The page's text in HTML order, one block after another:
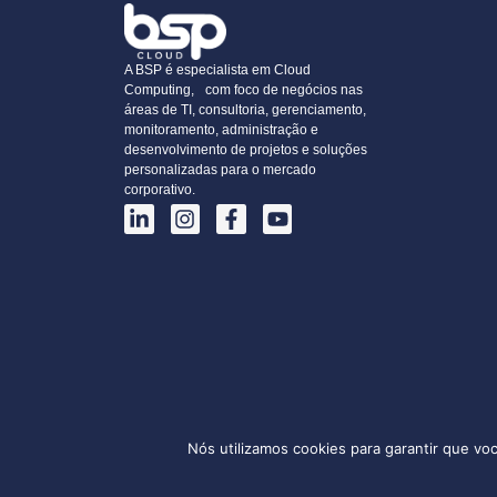
A BSP é especialista em Cloud
Computing, com foco de negócios nas
áreas de TI, consultoria, gerenciamento,
monitoramento, administração e
desenvolvimento de projetos e soluções
personalizadas para o mercado
corporativo.
Nós utilizamos cookies para garantir que